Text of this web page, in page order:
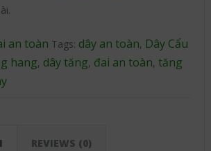
an toàn Tags: dây an toàn, Dây Cẩu
hang, dây tăng, đai an toàn, tăng
REVIEWS (0)